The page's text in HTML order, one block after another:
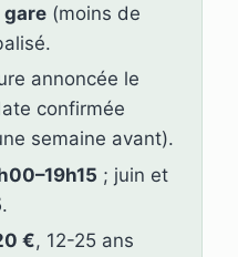
gare (moins de
annoncée le
confirmée
semaine avant).
; juin et
.
€, 12-25 ans